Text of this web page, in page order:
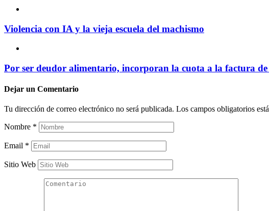
Violencia con IA y la vieja escuela del machismo
Por ser deudor alimentario, incorporan la cuota a la factura de
Dejar un Comentario
Tu dirección de correo electrónico no será publicada. Los campos obligatorios
Nombre *
Email *
Sitio Web